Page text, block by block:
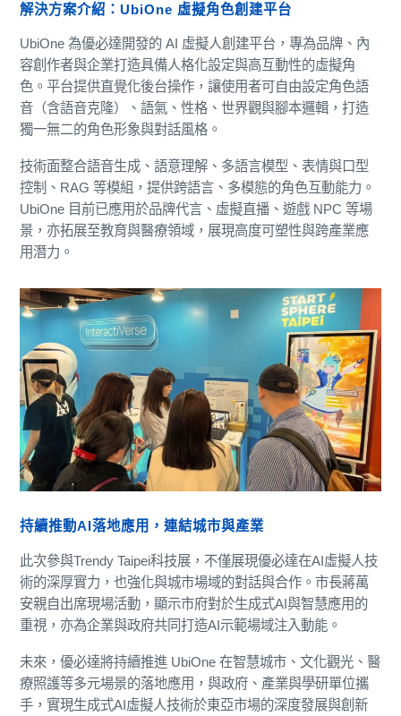
解決方案介紹：UbiOne 虛擬角色創建平台
UbiOne 為優必達開發的 AI 虛擬人創建平台，專為品牌、內
容創作者與企業打造具備人格化設定與高互動性的虛擬角
色。平台提供直覺化後台操作，讓使用者可自由設定角色語
音（含語音克隆）、語氣、性格、世界觀與腳本邏輯，打造
獨一無二的角色形象與對話風格。
技術面整合語音生成、語意理解、多語言模型、表情與口型
控制、RAG 等模組，提供跨語言、多模態的角色互動能力。
UbiOne 目前已應用於品牌代言、虛擬直播、遊戲 NPC 等場
景，亦拓展至教育與醫療領域，展現高度可塑性與跨產業應
用潛力。
持續推動AI落地應用，連結城市與產業
此次參與Trendy Taipei科技展，不僅展現優必達在AI虛擬人技
術的深厚實力，也強化與城市場域的對話與合作。市長蔣萬
安親自出席現場活動，顯示市府對於生成式AI與智慧應用的
重視，亦為企業與政府共同打造AI示範場域注入動能。
未來，優必達將持續推進 UbiOne 在智慧城市、文化觀光、醫
療照護等多元場景的落地應用，與政府、產業與學研單位攜
手，實現生成式AI虛擬人技術於東亞市場的深度發展與創新